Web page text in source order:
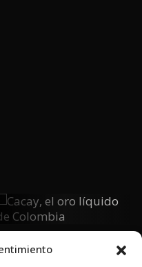
Cacay, El Oro
Líquido De